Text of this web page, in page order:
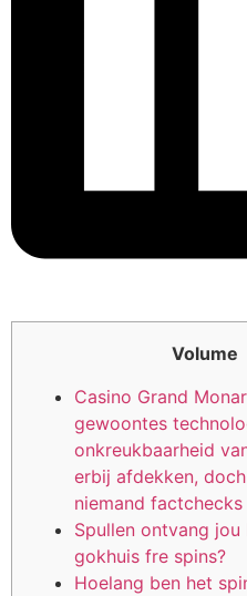
Volume
Casino Grand
gewoontes
onkreukbaarheid
erbij afdekken,
niemand
Spullen ontvang jou
gokhuis fre spins?
Hoelang ben het